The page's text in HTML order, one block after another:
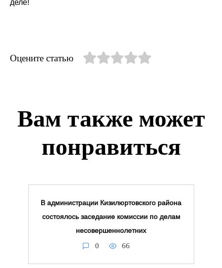
деле!
Оцените статью
Вам также может
понравиться
В администрации Кизилюртовского района
состоялось заседание комиссии по делам
несовершеннолетних
0 66